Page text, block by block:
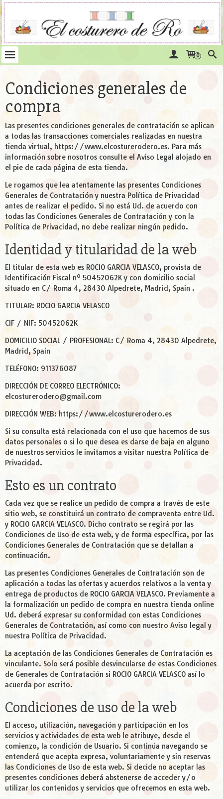
0
Condiciones generales de
compra
Las presentes condiciones generales de contratación se aplican
a todas las transacciones comerciales realizadas en nuestra
tienda virtual, https://www.elcosturerodero.es. Para más
información sobre nosotros consulte el Aviso Legal alojado en
el pie de cada página de esta tienda.
Le rogamos que lea atentamente las presentes Condiciones
Generales de Contratación y nuestra Política de Privacidad
antes de realizar el pedido. Si no está Ud. de acuerdo con
todas las Condiciones Generales de Contratación y con la
Política de Privacidad, no debe realizar ningún pedido.
Identidad y titularidad de la web
El titular de esta web es ROCIO GARCIA VELASCO, provista de
Identificación Fiscal nº 50452062K y con domicilio social
situado en C/ Roma 4, 28430 Alpedrete, Madrid, Spain .
TITULAR: ROCIO GARCIA VELASCO
CIF / NIF: 50452062K
DOMICILIO SOCIAL / PROFESIONAL: C/ Roma 4, 28430 Alpedrete,
Madrid, Spain
TELÉFONO: 911376087
DIRECCIÓN DE CORREO ELECTRÓNICO:
elcosturerodero@gmail.com
DIRECCIÓN WEB: https://www.elcosturerodero.es
Si su consulta está relacionada con el uso que hacemos de sus
datos personales o si lo que desea es darse de baja en alguno
de nuestros servicios le invitamos a visitar nuestra Política de
Privacidad.
Esto es un contrato
Cada vez que se realice un pedido de compra a través de este
sitio web, se constituirá un contrato de compraventa entre Ud.
y ROCIO GARCIA VELASCO. Dicho contrato se regirá por las
Condiciones de Uso de esta web, y de forma específica, por las
Condiciones Generales de Contratación que se detallan a
continuación.
Las presentes Condiciones Generales de Contratación son de
aplicación a todas las ofertas y acuerdos relativos a la venta y
entrega de productos de ROCIO GARCIA VELASCO. Previamente a
la formalización un pedido de compra en nuestra tienda online
Ud. deberá expresar su conformidad con estas Condiciones
Generales de Contratación, así como con nuestro Aviso legal y
nuestra Política de Privacidad.
La aceptación de las Condiciones Generales de Contratación es
vinculante. Solo será posible desvincularse de estas Condiciones
de Generales de Contratación si ROCIO GARCIA VELASCO así lo
acuerda por escrito.
Condiciones de uso de la web
El acceso, utilización, navegación y participación en los
servicios y actividades de esta web le atribuye, desde el
comienzo, la condición de Usuario. Si continúa navegando se
entenderá que acepta expresa, voluntariamente y sin reservas
las Condiciones de Uso de esta web. Si decide no aceptar las
presentes condiciones deberá abstenerse de acceder y/o
utilizar los contenidos y servicios que ofrecemos en esta web.